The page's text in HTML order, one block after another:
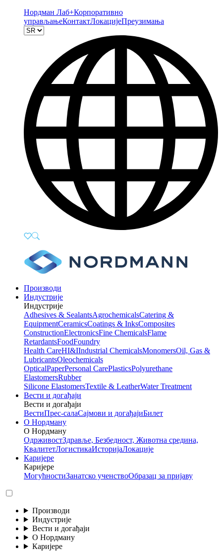
Нордман Лаб+Корпоративно
управљањеКонтактЛокацијеПреузимања
Производи
Индустрије
Индустрије
Adhesives & SealantsAgrochemicalsCatering &
EquipmentCeramicsCoatings & InksComposites
ConstructionElectronicsFine ChemicalsFlame
RetardantsFoodFoundry
Health CareHI&IIndustrial ChemicalsMonomersOil, Gas &
LubricantsOleochemicals
OpticalPaperPersonal CarePlasticsPolyurethane
ElastomersRubber
Silicone ElastomersTextile & LeatherWater Treatment
Вести и догађаји
Вести и догађаји
ВестиПрес-салаСајмови и догађајиБилет
О Нордману
О Нордману
ОдрживостЗдравље, Безбедност, Животна средина,
КвалитетЛогистикаИсторијаЛокације
Каријере
Каријере
МогућностиЗанатско ученствоОбразац за пријаву
Производи
Индустрије
Вести и догађаји
О Нордману
Каријере